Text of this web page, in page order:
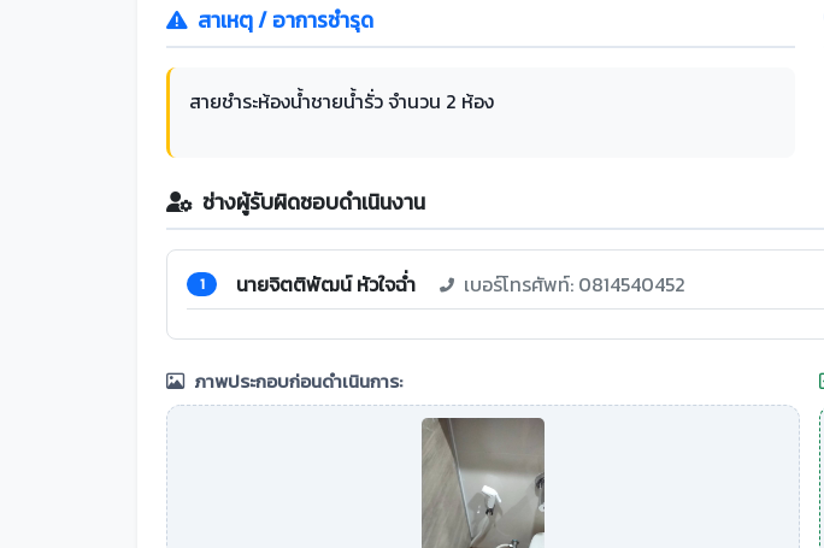
สาเหตุ / อาการชำรุด
สายชำระห้องน้ำชายน้ำรั่ว จำนวน 2 ห้อง
ช่างผู้รับผิดชอบดำเนินงาน
1 นายจิตติพัฒน์ หัวใจฉ่ำ เบอร์โทรศัพท์: 0814540452
ภาพประกอบก่อนดำเนินการ: